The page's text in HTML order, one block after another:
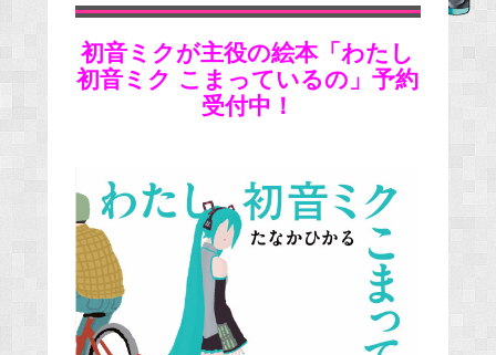
o
k
初音ミクが主役の絵本「わたし
初音ミク こまっているの」予約
受付中！